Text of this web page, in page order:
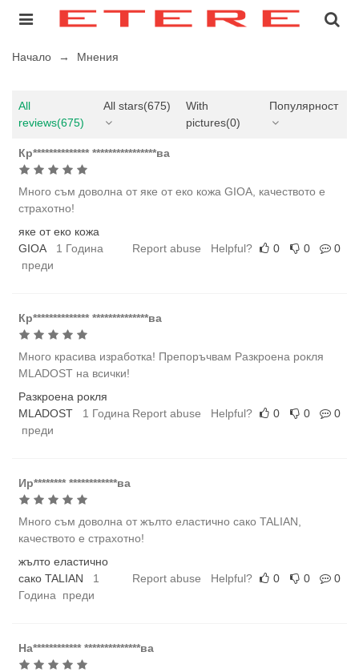
Начало → Мнения
All
reviews(675)
All stars(675)
With
pictures(0)
Популярност
Кр************** ****************ва
Много съм доволна от яке от еко кожа GIOA, качеството е
страхотно!
яке от еко кожа
GIOA
1 Година
преди
Report abuse Helpful? 0 0 0
Кр************** **************ва
Много красива изработка! Препоръчвам Разкроена рокля
MLADOST на всички!
Разкроена рокля
MLADOST
1 Година
преди
Report abuse Helpful? 0 0 0
Ир******** ************ва
Много съм доволна от жълто еластично сако TALIAN,
качеството е страхотно!
жълто еластично
сако TALIAN
1
Година преди
Report abuse Helpful? 0 0 0
На************ **************ва